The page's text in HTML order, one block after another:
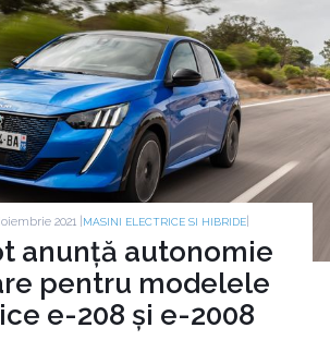
2021 | MASINI ELECTRICE SI HIBRIDE
anunță autonomie
pentru modelele
e-208 și e-2008